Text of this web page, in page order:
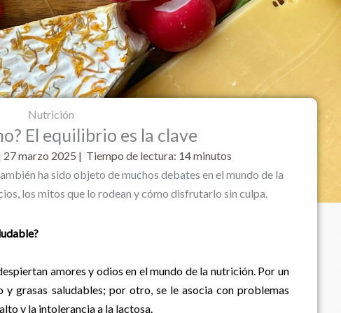
Nutrición
El equilibrio es la clave
27 marzo 2025 | Tiempo de lectura: 14 minutos
ha sido objeto de muchos debates en el mundo de la
los mitos que lo rodean y cómo disfrutarlo sin culpa.
amores y odios en el mundo de la nutrición. Por un
y grasas saludables; por otro, se le asocia con problemas
y la intolerancia a la lactosa.